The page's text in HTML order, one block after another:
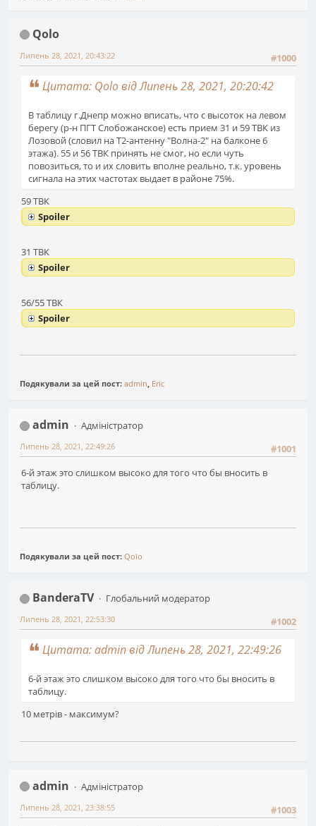
Qolo
#1000
Липень 28, 2021, 20:43:22
Цитата: Qolo від Липень 28, 2021, 20:20:42
В таблицу г.Днепр можно вписать, что с высоток на левом
берегу (р-н ПГТ Слобожанское) есть прием 31 и 59 ТВК из
Лозовой (словил на Т2-антенну "Волна-2" на балконе 6
этажа). 55 и 56 ТВК принять не смог, но если чуть
повозиться, то и их словить вполне реально, т.к. уровень
сигнала на этих частотах выдает в районе 75%.
59 ТВК
Spoiler
31 ТВК
Spoiler
56/55 ТВК
Spoiler
Подякували за цей пост: admin, Eric
admin
Адміністратор
#1001
Липень 28, 2021, 22:49:26
6-й этаж это слишком высоко для того что бы вносить в
таблицу.
Подякували за цей пост: Qolo
BanderaTV
Глобальний модератор
#1002
Липень 28, 2021, 22:53:30
Цитата: admin від Липень 28, 2021, 22:49:26
6-й этаж это слишком высоко для того что бы вносить в
таблицу.
10 метрів - максимум?
admin
Адміністратор
#1003
Липень 28, 2021, 23:38:55